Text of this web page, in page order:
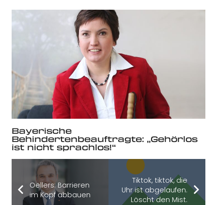
Bayerische
Behindertenbeauftragte: „Gehörlos
ist nicht sprachlos!“
Oellers: Barrieren
im Kopf abbauen
Tiktok, tiktok, die
Uhr ist abgelaufen.
Löscht den Mist.